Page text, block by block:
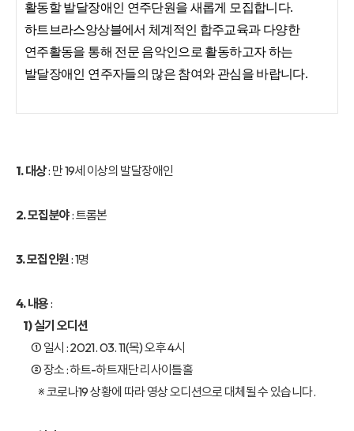
활동할 발달장애인 연주단원을 새롭게 모집합니다.
하트브라스앙상블에서 체계적인 합주교육과 다양한
연주활동을 통해 전문 음악인으로 활동하고자 하는
발달장애인 연주자들의 많은 참여와 관심을 바랍니다.
1. 대상: 만 19세 이상의 발달장애인
2. 모집분야: 트롬본
3. 모집인원: 1명
4. 내용:
1) 실기 오디션
① 일시 : 2021. 03. 11(목) 오후 4시
② 장소 : 하트-하트재단 리사이틀홀
※ 코로나19 상황에 따라 영상 오디션으로 대체될 수 있습니다.